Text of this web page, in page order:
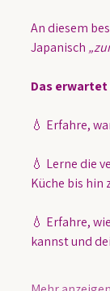
An diesem
Japanisch
Das erwartet
💧 Erfahre,
💧 Lerne die
Küche bis hin
💧 Erfahre,
kannst und